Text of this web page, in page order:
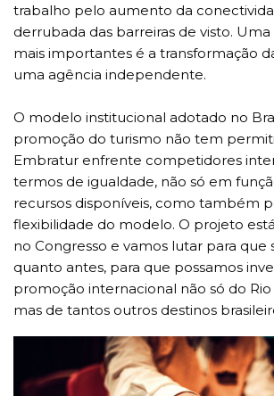
trabalho pelo aumento da
derrubada das barreiras de visto.
mais importantes é a transformação
uma agência independente.
O modelo institucional adotado no
promoção do turismo não tem
Embratur enfrente competidores
termos de igualdade, não só em
recursos disponíveis, como também
flexibilidade do modelo. O projeto
no Congresso e vamos lutar para que
quanto antes, para que possamos
promoção internacional não só do
mas de tantos outros destinos